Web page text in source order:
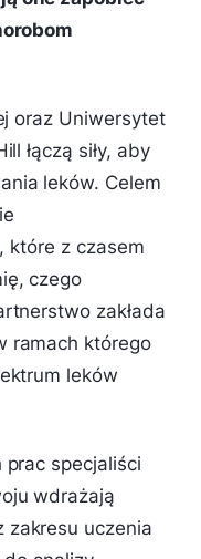
oraz Uniwersytet
łączą siły, aby
leków. Celem
które z czasem
czego
zakłada
ramach którego
leków
specjaliści
wdrażają
zakresu uczenia